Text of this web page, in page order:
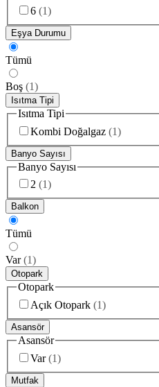
6 (1)
Eşya Durumu
Tümü
Boş (1)
Isıtma Tipi
Isıtma Tipi
Kombi Doğalgaz (1)
Banyo Sayısı
Banyo Sayısı
2 (1)
Balkon
Tümü
Var (1)
Otopark
Otopark
Açık Otopark (1)
Asansör
Asansör
Var (1)
Mutfak